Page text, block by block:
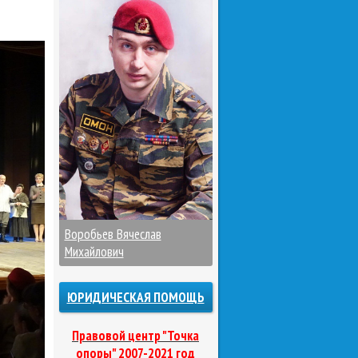
Воробьев Вячеслав
Михайлович
ЮРИДИЧЕСКАЯ ПОМОЩЬ
Правовой центр "Точка
опоры" 2007-2021 год